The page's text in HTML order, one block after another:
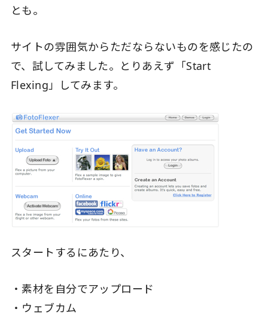
とも。
サイトの雰囲気からただならないものを感じたの
で、試してみました。とりあえず「Start
Flexing」してみます。
スタートするにあたり、
・素材を自分でアップロード
・ウェブカム